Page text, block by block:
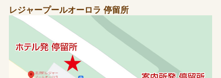
レジャープールオーロラ 停留所